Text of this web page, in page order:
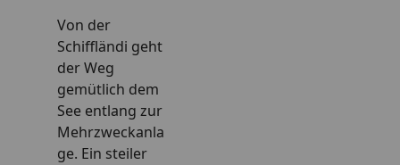
Broschüren & Karten
Unterkünfte
Alle Themen
Hotels in der Stadt Luzern
Ferienwohnungen
Campings
Träumen mal anders
Von der
Schiffländi geht
der Weg
gemütlich dem
See entlang zur
Mehrzweckanla
ge. Ein steiler